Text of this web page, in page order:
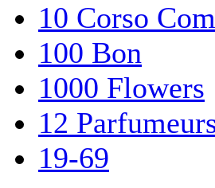
10 Corso
100 Bon
1000 Flowers
12
19-69